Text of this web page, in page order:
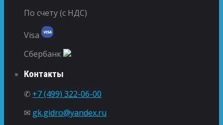
По счету (с НДС)
Visa
Сбербанк
Контакты
✆ +7 (499) 322-06-00
✉ gk.gidro@yandex.ru